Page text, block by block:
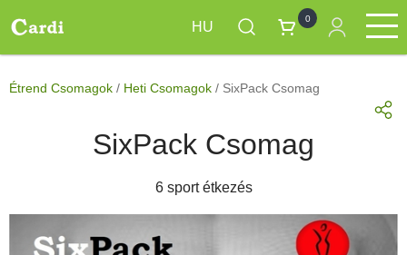
Ugrás
tartalomra
Main
Étrend Csomagok
Termékek
Napi menük
Rendelésre
HU
0
Étrend Csomagok / Heti Csomagok / SixPack Csomag
SixPack Csomag
6 sport étkezés